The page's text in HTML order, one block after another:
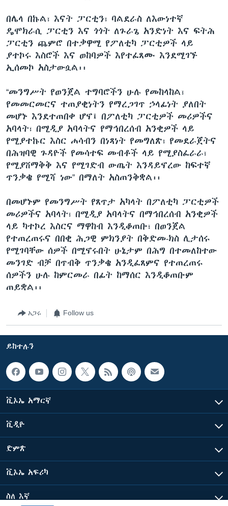
በሌላ በኩል፣ እናት ፓርቲን፣ ባልደራስ ለእውነተኛ
ዴሞክራሲ ፓርቲን እና ጎጎት ለጉራጌ አንድነት እና ፍትሕ
ፓርቲን ጨምሮ በተቃዋሚ የፖለቲካ ፓርቲዎች ላይ
ያተኮሩ እስሮች እና ወከባዎች እየተፈጸሙ እንደሚገኙ
ኢሰመኮ አስታውሷል፡፡
“መንግሥት የወንጀል ተግባሮችን ሁሉ የመከላከል፣
የመመርመርና ተጠያቂነትን የማረጋገጥ ኃላፊነት ያለበት
መሆኑ እንደተጠበቀ ሆኖ፤ በፖለቲካ ፓርቲዎች መሪዎችና
አባላት፣ በሚዲያ አባላትና የማኅበረሰብ አንቂዎች ላይ
የሚያተኩር እስር ሐሳብን በነጻነት የመግለጽ፣ የመደራጀትና
በሕዝባዊ ጉዳዮች የመሳተፍ መብቶች ላይ የሚያስፈራራ፣
የሚያሸማቅቅ እና የሚገድብ ውጤት እንዳይኖረው ከፍተኛ
ጥንቃቄ የሚሻ ነው” በማለት አስጠንቅቋል፡፡
በመሆኑም የመንግሥት የጸጥታ አካላት በፖለቲካ ፓርቲዎች
መሪዎችና አባላት፣ በሚዲያ አባላትና በማኅበረሰብ አንቂዎች
ላይ ካተኮረ እስርና ማዋከብ እንዲቆጠቡ፣ በወንጀል
የተጠረጠሩና በበቂ ሕጋዊ ምክንያት በቅድመ-ክስ ሊታሰሩ
የሚገባቸው ሰዎች በሚኖሩበት ሁኔታም በሕግ በተመለከተው
መንገድ ብቻ በጥብቅ ጥንቃቄ አንዲፈጸምና የተጠረጠሩ
ሰዎችን ሁሉ ከምርመራ በፊት ከማሰር እንዲቆጠቡም
ጠይቋል፡፡
አጋሩ Follow us
ይከተሉን
ቪኦኤ አማርኛ
ቪዲዮ
ድምጽ
ቪኦኤ አፍሪካ
ስለ እኛ